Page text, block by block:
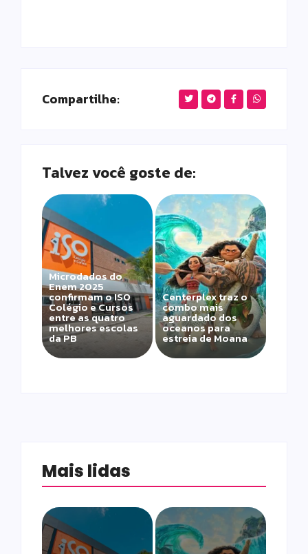
Compartilhe:
Talvez você goste de:
Microdados do
Enem 2025
confirmam o ISO
Colégio e Cursos
entre as quatro
melhores escolas
da PB
Centerplex traz o
combo mais
aguardado dos
oceanos para
estreia de Moana
Mais lidas